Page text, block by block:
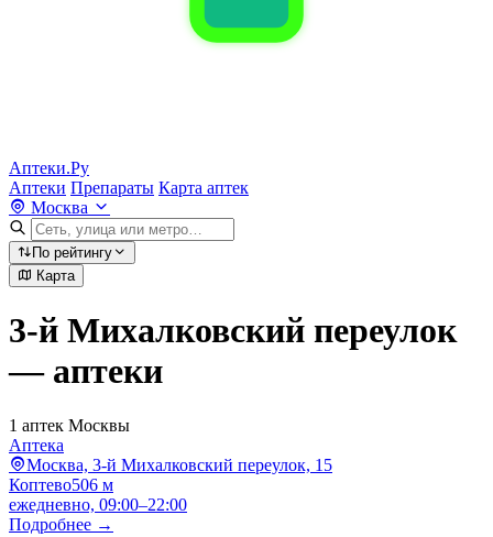
Аптеки.Ру
Аптеки Препараты Карта аптек
Москва
По рейтингу
Карта
3-й Михалковский переулок
— аптеки
1 аптек Москвы
Аптека
Москва, 3-й Михалковский переулок, 15
Коптево506 м
ежедневно, 09:00–22:00
Подробнее →